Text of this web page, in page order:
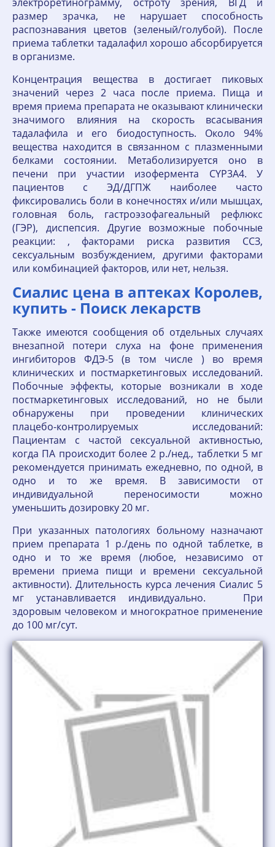
размер зрачка, не нарушает способность
распознавания цветов (зеленый/голубой). После
приема таблетки тадалафил хорошо абсорбируется
в организме.
Концентрация вещества в достигает пиковых
значений через 2 часа после приема. Пища и
время приема препарата не оказывают клинически
значимого влияния на скорость всасывания
тадалафила и его биодоступность. Около 94%
вещества находится в связанном с плазменными
белками состоянии. Метаболизируется оно в
печени при участии изофермента CYP3A4. У
пациентов с ЭД/ДГПЖ наиболее часто
фиксировались боли в конечностях и/или мышцах,
головная боль, гастроэзофагеальный рефлюкс
(ГЭР), диспепсия. Другие возможные побочные
реакции: , факторами риска развития ССЗ,
сексуальным возбуждением, другими факторами
или комбинацией факторов, или нет, нельзя.
Сиалис цена в аптеках Королев,
купить - Поиск лекарств
Также имеются сообщения об отдельных случаях
внезапной потери слуха на фоне применения
ингибиторов ФДЭ-5 (в том числе ) во время
клинических и постмаркетинговых исследований.
Побочные эффекты, которые возникали в ходе
постмаркетинговых исследований, но не были
обнаружены при проведении клинических
плацебо-контролируемых исследований:
Пациентам с частой сексуальной активностью,
когда ПА происходит более 2 р./нед., таблетки 5 мг
рекомендуется принимать ежедневно, по одной, в
одно и то же время. В зависимости от
индивидуальной переносимости можно
уменьшить дозировку 20 мг.
При указанных патологиях больному назначают
прием препарата 1 р./день по одной таблетке, в
одно и то же время (любое, независимо от
времени приема пищи и времени сексуальной
активности). Длительность курса лечения Сиалис 5
мг устанавливается индивидуально. При
здоровым человеком и многократное применение
до 100 мг/сут.